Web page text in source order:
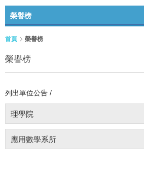
榮譽榜
首頁 榮譽榜
榮譽榜
列出單位公告 /
理學院
應用數學系所